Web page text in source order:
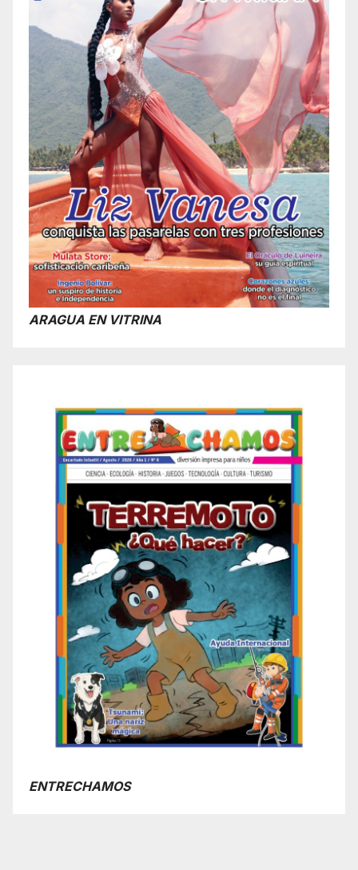
ARAGUA EN VITRINA
ENTRECHAMOS